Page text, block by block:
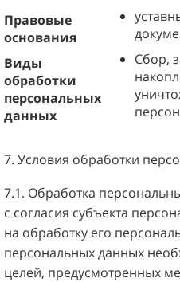
Правовые
основания
Виды
обработки
персональных
данных
Сбор,
7. Условия обработки
7.1. Обработка
с согласия субъекта
на обработку его
персональных данных
целей, предусмотренных